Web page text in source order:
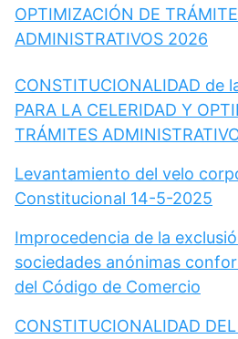
OPTIMIZACIÓN DE
ADMINISTRATIVOS 2026
CONSTITUCIONALIDAD de
PARA LA CELERIDAD Y
TRÁMITES
Levantamiento del velo
Constitucional 14-5-2025
Improcedencia de la
sociedades anónimas
del Código de Comercio
CONSTITUCIONALIDAD